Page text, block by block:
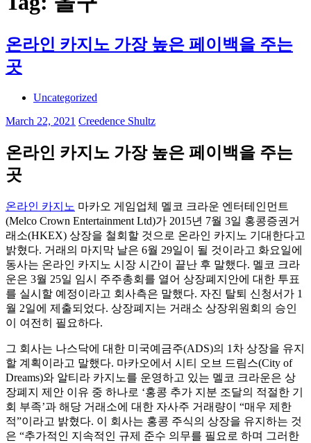
온라인 카지노 가장 높은 페이백을 주는
곳
Uncategorized
March 22, 2021 Creedence Shultz
온라인 카지노 가장 높은 페이백을 주는
곳
온라인 카지노 마카오 게임업체 멜코 크라운 엔터테인먼트
(Melco Crown Entertainment Ltd)가 2015년 7월 3일 홍콩증권거
래소(HKEX) 상장을 철회할 것으로 온라인 카지노 기대한다고
밝혔다. 거래의 마지막 날은 6월 29일이 될 것이라고 화요일에
동사는 온라인 카지노 시장 시간이 끝난 후 말했다. 멜코 크라
운은 3월 25일 임시 주주총회를 열어 상장폐지안에 대한 투표
를 실시할 예정이라고 회사측은 말했다. 자진 탈퇴 신청서가 1
월 2일에 제출되었다. 상장폐지는 거래소 상장위원회의 승인
이 여전히 필요하다.
그 회사는 나스닥에 대한 미국예금주(ADS)의 1차 상장을 유지
할 계획이라고 말했다. 마카오에서 시티 오브 드림스(City of
Dreams)와 알티라 카지노를 운영하고 있는 멜코 크라운은 상
장폐지 제안 이유 중 하나로 ‘홍콩 추가 지분 조달의 적절한 기
회 부족’과 해당 거래소에 대한 자사주 거래량이 “매우 제한
적”이라고 밝혔다. 이 회사는 홍콩 주식의 상장을 유지하는 것
은 “추가적인 지속적인 규제 준수 의무를 필요로 하며 그러한